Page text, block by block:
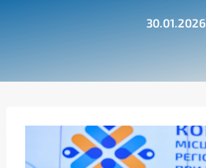
30.01.2026